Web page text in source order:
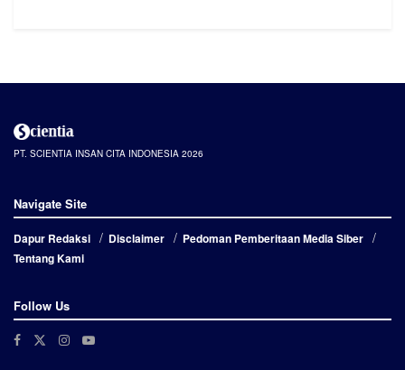
PT. SCIENTIA INSAN CITA INDONESIA 2026
Navigate Site
Dapur Redaksi Disclaimer
Pedoman Pemberitaan Media Siber
Tentang Kami
Follow Us